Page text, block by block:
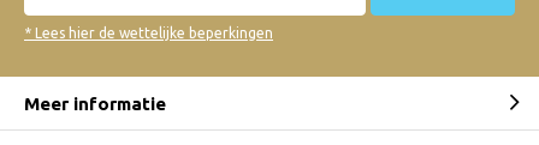
* Lees hier de wettelijke beperkingen
Meer informatie